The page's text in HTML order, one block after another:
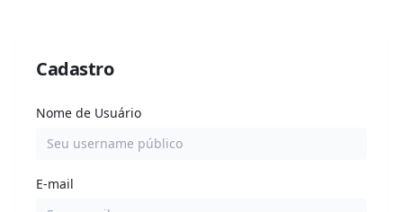
Cadastro
Nome de Usuário
E-mail